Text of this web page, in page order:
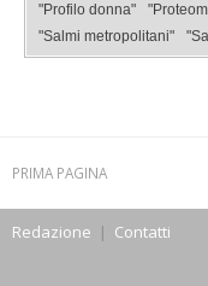
"Profilo donna"
"Salmi metropolitani"
PRIMA PAGINA
Redazione | Contatti